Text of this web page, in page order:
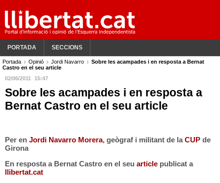
PORTADA SECCIONS
Portada Opinió Jordi Navarro
Sobre les acampades i en resposta a Bernat
Castro en el seu article
02/06/2011
15:47
Sobre les acampades i en resposta a
Bernat Castro en el seu article
Per en Jordi Navarro Morera, geògraf i militant de la CUP de
Girona
En resposta a Bernat Castro en el seu article publicat a
llibertat.cat